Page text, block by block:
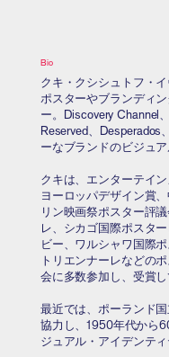
Bio
クキ・クシシュトフ・
ポスターやブランディ
ー。Discovery Channel
Reserved、Desperados
ーなブランドのビジュ
クキは、エンターテイ
ヨーロッパデザイン賞
リン映画祭ポスター評
レ、シカゴ国際ポスタ
ビー、ワルシャワ国際
トリエンナーレなどの
会に多数参加し、受賞
最近では、ポーランド
協力し、1950年代から
ジュアル・アイデンテ